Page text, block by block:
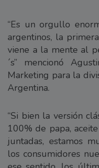
“Es un orgullo
argentinos, la
viene a la mente al
´s” mencionó
Marketing para la
Argentina.
“Si bien la versión
100% de papa,
juntadas, estamos
los consumidores